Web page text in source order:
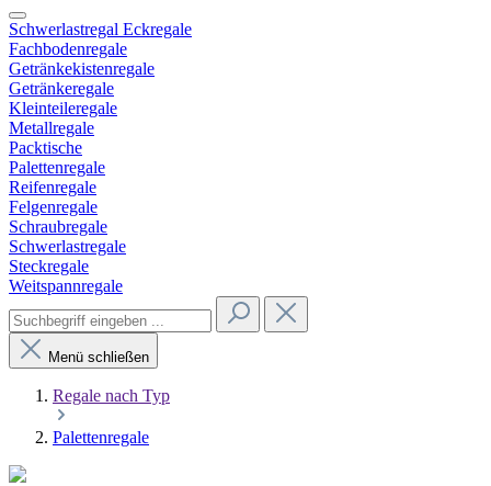
Schwerlastregal Eckregale
Fachbodenregale
Getränkekistenregale
Getränkeregale
Kleinteileregale
Metallregale
Packtische
Palettenregale
Reifenregale
Felgenregale
Schraubregale
Schwerlastregale
Steckregale
Weitspannregale
Menü schließen
Regale nach Typ
Palettenregale